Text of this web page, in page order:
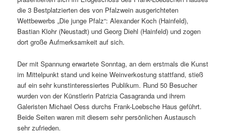
die 3 Bestplatzierten des von Pfalzwein ausgerichteten
Wettbewerbs „Die junge Pfalz“: Alexander Koch (Hainfeld),
Bastian Klohr (Neustadt) und Georg Diehl (Hainfeld) und zogen
dort große Aufmerksamkeit auf sich.
Der mit Spannung erwartete Sonntag, an dem erstmals die Kunst
im Mittelpunkt stand und keine Weinverkostung stattfand, stieß
auf ein sehr kunstinteressiertes Publikum. Rund 50 Besucher
wurden von der Künstlerin Patrizia Casagranda und ihrem
Galeristen Michael Oess durchs Frank-Loebsche Haus geführt.
Beide Seiten waren mit diesem sehr persönlichen Austausch
sehr zufrieden.